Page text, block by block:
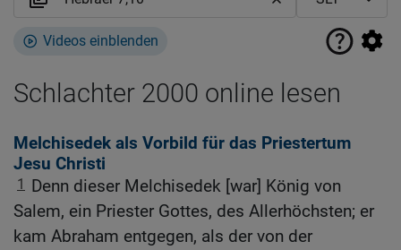
Videos einblenden
Schlachter 2000 online lesen
Melchisedek als Vorbild für das Priestertum
Jesu Christi
1
Denn dieser Melchisedek [war] König von
Salem, ein Priester Gottes, des Allerhöchsten; er
kam Abraham entgegen, als der von der